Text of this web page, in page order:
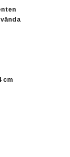
cm